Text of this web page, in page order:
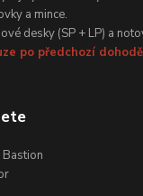
a mince.
desky (SP + LP) a
po předchozí